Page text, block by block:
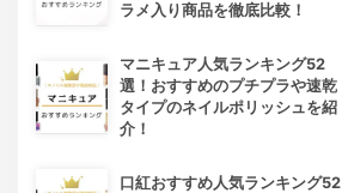
ラメ入り商品を徹底比較！
マニキュア人気ランキング52
選！おすすめのプチプラや速乾
タイプのネイルポリッシュを紹
介！
口紅おすすめ人気ランキング52